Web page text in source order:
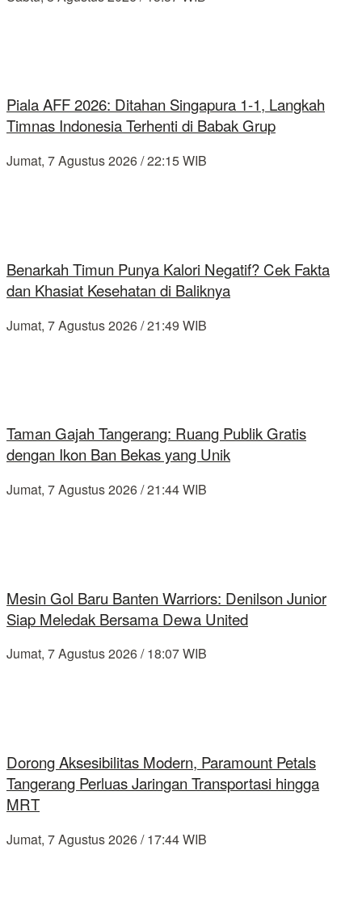
Piala AFF 2026: Ditahan Singapura 1-1, Langkah
Timnas Indonesia Terhenti di Babak Grup
Jumat, 7 Agustus 2026 / 22:15 WIB
Benarkah Timun Punya Kalori Negatif? Cek Fakta
dan Khasiat Kesehatan di Baliknya
Jumat, 7 Agustus 2026 / 21:49 WIB
Taman Gajah Tangerang: Ruang Publik Gratis
dengan Ikon Ban Bekas yang Unik
Jumat, 7 Agustus 2026 / 21:44 WIB
Mesin Gol Baru Banten Warriors: Denilson Junior
Siap Meledak Bersama Dewa United
Jumat, 7 Agustus 2026 / 18:07 WIB
Dorong Aksesibilitas Modern, Paramount Petals
Tangerang Perluas Jaringan Transportasi hingga
MRT
Jumat, 7 Agustus 2026 / 17:44 WIB